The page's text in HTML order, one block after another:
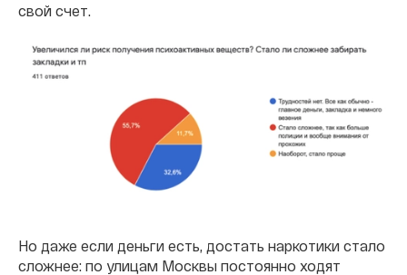
свой счет.
Но даже если деньги есть, достать наркотики стало
сложнее: по улицам Москвы постоянно ходят